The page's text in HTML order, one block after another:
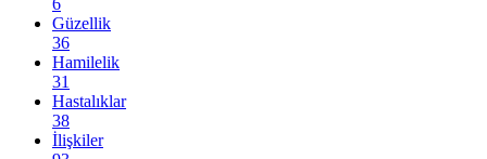
6
Güzellik
36
Hamilelik
31
Hastalıklar
38
İlişkiler